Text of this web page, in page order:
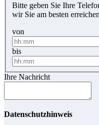
Bitte geben Sie Ihre
wir Sie am besten
von
bis
Ihre Nachricht
Datenschutzhinweis